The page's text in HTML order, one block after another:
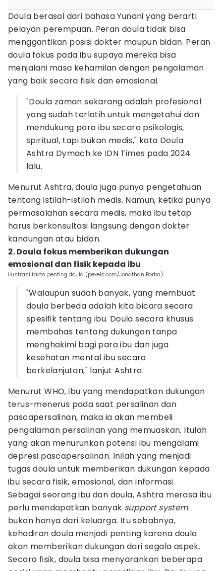
Doula berasal dari bahasa Yunani yang berarti
pelayan perempuan. Peran doula tidak bisa
menggantikan posisi dokter maupun bidan. Peran
doula fokus pada ibu supaya mereka bisa
menjalani masa kehamilan dengan pengalaman
yang baik secara fisik dan emosional.
"Doula zaman sekarang adalah profesional
yang sudah terlatih untuk mengetahui dan
mendukung para ibu secara psikologis,
spiritual, tapi bukan medis," kata Doula
Ashtra Dymach ke IDN Times pada 2024
lalu.
Menurut Ashtra, doula juga punya pengetahuan
tentang istilah-istilah medis. Namun, ketika punya
permasalahan secara medis, maka ibu tetap
harus berkonsultasi langsung dengan dokter
kandungan atau bidan.
2. Doula fokus memberikan dukungan
emosional dan fisik kepada ibu
ilustrasi fakta penting doula (pexels.com/Jonathan Borba)
"Walaupun sudah banyak, yang membuat
doula berbeda adalah kita bicara secara
spesifik tentang ibu. Doula secara khusus
membahas tentang dukungan tanpa
menghakimi bagi para ibu dan juga
kesehatan mental ibu secara
berkelanjutan," lanjut Ashtra.
Menurut WHO, ibu yang mendapatkan dukungan
terus-menerus pada saat persalinan dan
pascapersalinan, maka ia akan membeli
pengalaman persalinan yang memuaskan. Itulah
yang akan menurunkan potensi ibu mengalami
depresi pascapersalinan. Inilah yang menjadi
tugas doula untuk memberikan dukungan kepada
ibu secara fisik, emosional, dan informasi.
Sebagai seorang ibu dan doula, Ashtra merasa ibu
perlu mendapatkan banyak support system
bukan hanya dari keluarga. Itu sebabnya,
kehadiran doula menjadi penting karena doula
akan memberikan dukungan dari segala aspek.
Secara fisik, doula bisa menyarankan beberapa